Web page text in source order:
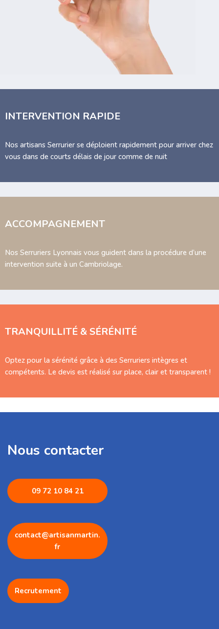
INTERVENTION RAPIDE
Nos artisans Serrurier se déploient rapidement pour arriver chez
vous dans de courts délais de jour comme de nuit
ACCOMPAGNEMENT
Nos Serruriers Lyonnais vous guident dans la procédure d’une
intervention suite à un Cambriolage.
TRANQUILLITÉ & SÉRÉNITÉ
Optez pour la sérénité grâce à des Serruriers intègres et
compétents. Le devis est réalisé sur place, clair et transparent !
Nous contacter
09 72 10 84 21
contact@artisanmartin.
fr
Recrutement